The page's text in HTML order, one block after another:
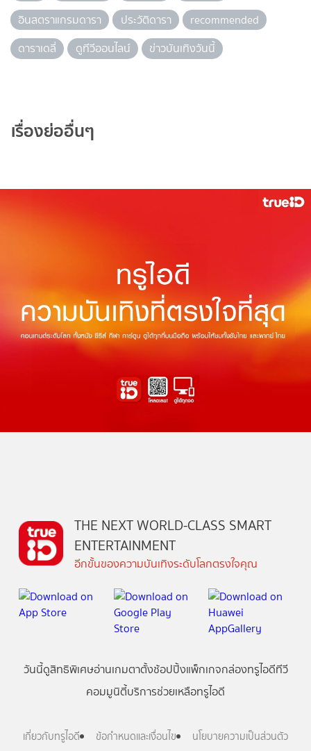
อินสตราแกรมดารา
ประวัติดารา
recommended
ดาราเดลี่
ดูทีวีออนไลน์ ข่าวบันเทิงวันนี้
เรื่องย่ออื่นๆ
THE NEXT WORLD-CLASS SMART
ENTERTAINMENT
อีกขั้นของความบันเทิงระดับโลกตรงใจคุณ
วันนี้ดูสิทธิพิเศษอ่านเกมตาตั้งช้อปปิ้งแพ็กเกจกล่องทรูไอดีทีวี
คอมมูนิตี้บริการช่วยเหลือทรูไอดี
เกี่ยวกับทรูไอดี ข้อกำหนดและเงื่อนไข นโยบายความเป็นส่วนตัว